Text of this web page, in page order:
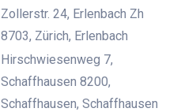
Zollerstr. 24, Erlenbach Zh
8703, Zürich, Erlenbach
Hirschwiesenweg 7,
Schaffhausen 8200,
Schaffhausen, Schaffhausen